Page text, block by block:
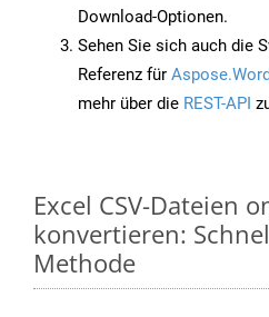
Download-Optionen.
Sehen Sie sich auch die
Referenz für
mehr über die REST-API
Excel CSV-Dateien
konvertieren:
Methode